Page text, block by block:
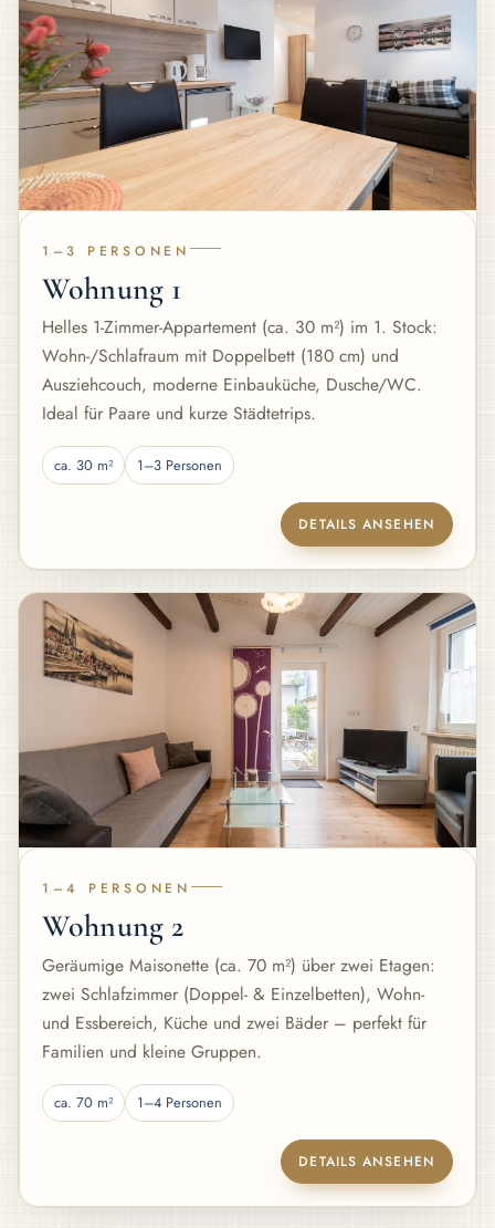
1–3 PERSONEN
Wohnung 1
Helles 1-Zimmer-Appartement (ca. 30 m²) im 1. Stock:
Wohn-/Schlafraum mit Doppelbett (180 cm) und
Ausziehcouch, moderne Einbauküche, Dusche/WC.
Ideal für Paare und kurze Städtetrips.
ca. 30 m² 1–3 Personen
DETAILS ANSEHEN
1–4 PERSONEN
Wohnung 2
Geräumige Maisonette (ca. 70 m²) über zwei Etagen:
zwei Schlafzimmer (Doppel- & Einzelbetten), Wohn-
und Essbereich, Küche und zwei Bäder – perfekt für
Familien und kleine Gruppen.
ca. 70 m² 1–4 Personen
DETAILS ANSEHEN